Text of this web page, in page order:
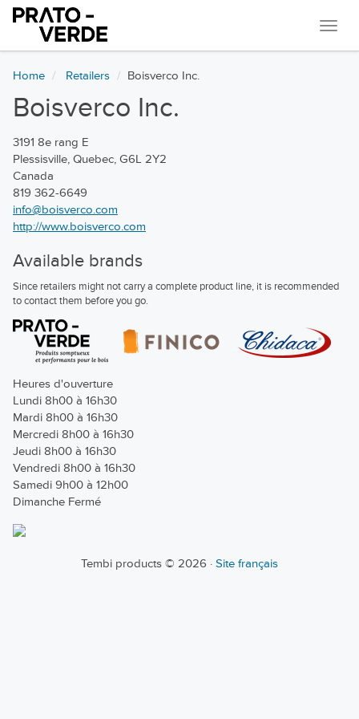
Home Retailers Boisverco Inc.
Boisverco Inc.
3191 8e rang E
Plessisville, Quebec, G6L 2Y2
Canada
819 362-6649
info@boisverco.com
http://www.boisverco.com
Available brands
Since retailers might not carry a complete product line, it is recommended
to contact them before you go.
Heures d'ouverture
Lundi 8h00 à 16h30
Mardi 8h00 à 16h30
Mercredi 8h00 à 16h30
Jeudi 8h00 à 16h30
Vendredi 8h00 à 16h30
Samedi 9h00 à 12h00
Dimanche Fermé
Tembi products © 2026 · Site français